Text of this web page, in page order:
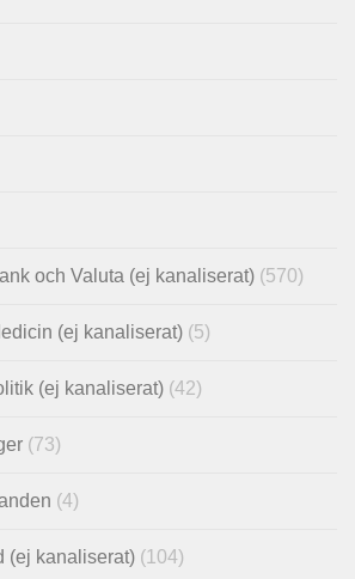
och Valuta (ej kanaliserat) (570)
(ej kanaliserat) (5)
(ej kanaliserat) (42)
(73)
(4)
(ej kanaliserat) (104)